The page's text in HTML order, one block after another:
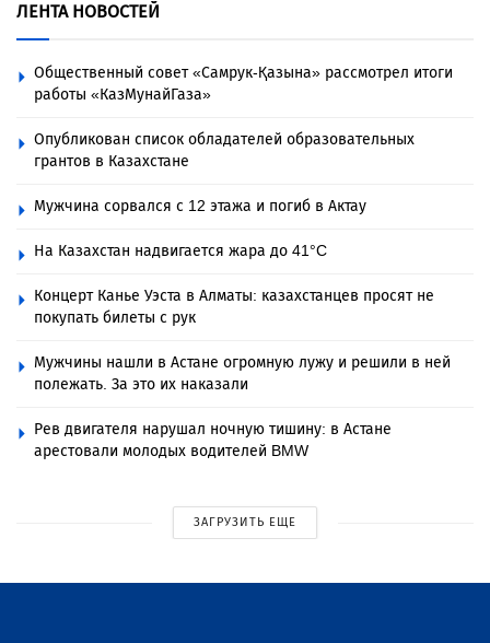
ЛЕНТА НОВОСТЕЙ
Общественный совет «Самрук-Қазына» рассмотрел итоги
работы «КазМунайГаза»
Опубликован список обладателей образовательных
грантов в Казахстане
Мужчина сорвался с 12 этажа и погиб в Актау
На Казахстан надвигается жара до 41°C
Концерт Канье Уэста в Алматы: казахстанцев просят не
покупать билеты с рук
Мужчины нашли в Астане огромную лужу и решили в ней
полежать. За это их наказали
Рев двигателя нарушал ночную тишину: в Астане
арестовали молодых водителей BMW
ЗАГРУЗИТЬ ЕЩЕ